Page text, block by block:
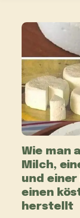
Wie man
Milch,
und
einen
herstellt